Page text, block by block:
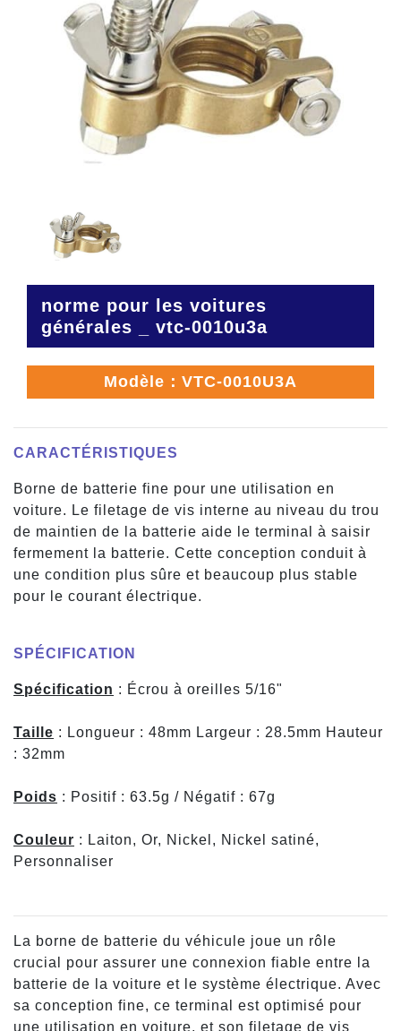
norme pour les voitures
générales _ vtc-0010u3a
Modèle：VTC-0010U3A
CARACTÉRISTIQUES
Borne de batterie fine pour une utilisation en
voiture. Le filetage de vis interne au niveau du trou
de maintien de la batterie aide le terminal à saisir
fermement la batterie. Cette conception conduit à
une condition plus sûre et beaucoup plus stable
pour le courant électrique.
SPÉCIFICATION
Spécification : Écrou à oreilles 5/16"
Taille : Longueur : 48mm Largeur : 28.5mm Hauteur
: 32mm
Poids : Positif : 63.5g / Négatif : 67g
Couleur : Laiton, Or, Nickel, Nickel satiné,
Personnaliser
La borne de batterie du véhicule joue un rôle
crucial pour assurer une connexion fiable entre la
batterie de la voiture et le système électrique. Avec
sa conception fine, ce terminal est optimisé pour
une utilisation en voiture, et son filetage de vis